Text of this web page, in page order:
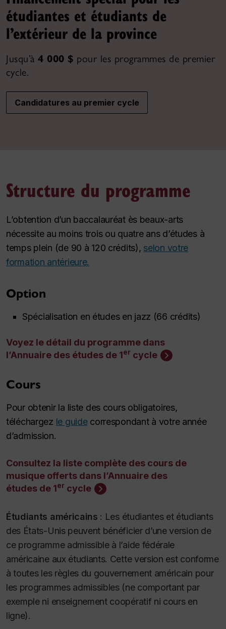
étudiantes et étudiants de
l’extérieur de la province
Jusqu’à 4 000 $ pour les programmes de premier
cycle.
Candidatures au premier cycle
Structure du programme
L’obtention d’un baccalauréat ès beaux-arts
nécessite au moins trois ou quatre ans d’études à
temps plein (de 90 à 120 crédits), selon votre
formation antérieure.
Option
Spécialisation en études en jazz (66 crédits)
Voyez le détail du programme dans
l’Annuaire des études de 1er cycle
Cours
Pour obtenir la liste des cours obligatoires,
téléchargez le guidecorrespondant à votre année
d’admission.
Consultez la liste complète des cours de
musique offerts dans l’Annuaire des
études de 1er cycle
Étudiants américains : Les étudiantes et étudiants
des États-Unis peuvent bénéficier d’une version de
ce programme admissible à l’aide fédérale
américaine aux étudiants. Cette version est conforme
à toutes les règles du gouvernement américain pour
les programmes admissibles (ne comportant par
exemple ni enseignement coopératif ni cours en
ligne).